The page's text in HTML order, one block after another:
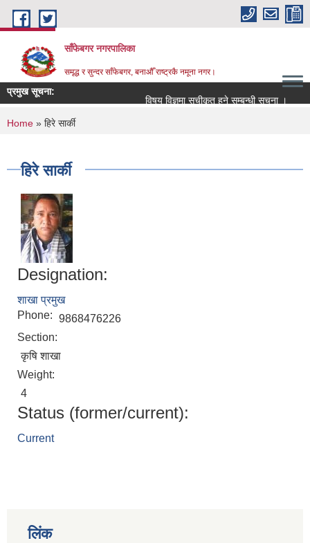
Skip to main content
साँफेबगर नगरपालिका
समृद्ध र सुन्दर साँफेबगर, बनाऔँ राष्ट्रकै नमूना नगर।
प्रमुख सूचना:
विषय विज्ञमा सुचीकृत हुने सम्बन्धी सूचना ।
You are here
Home » हिरे सार्की
हिरे सार्की
Designation:
शाखा प्रमुख
Phone: 9868476226
Section:
कृषि शाखा
Weight:
4
Status (former/current):
Current
लिंक